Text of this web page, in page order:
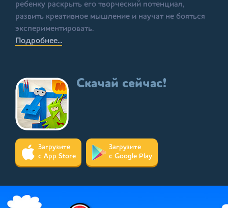
ребенку раскрыть его творческий потенциал,
развить креативное мышление и научат не бояться
экспериментировать.
Подробнее...
Скачай сейчас!
Загрузите
с App Store
Загрузите
с Google Play